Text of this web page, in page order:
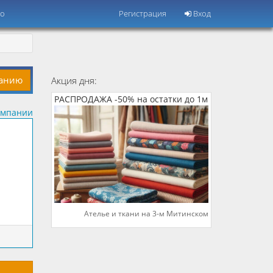
Регистрация Вход
Акция дня:
РАСПРОДАЖА -50% на остатки до 1м
Ателье и ткани на 3-м Митинском